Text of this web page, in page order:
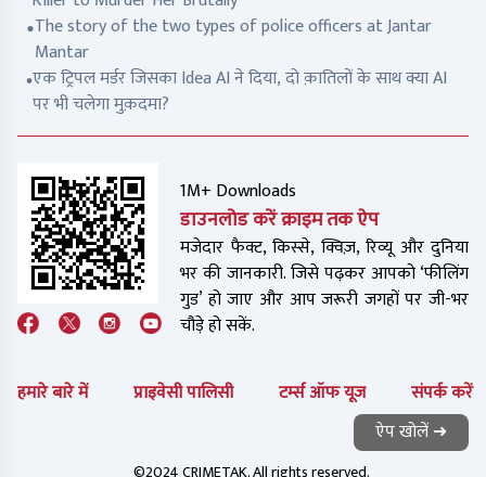
The story of the two types of police officers at Jantar
Mantar
एक ट्रिपल मर्डर जिसका Idea AI ने दिया, दो क़ातिलों के साथ क्या AI
पर भी चलेगा मुक़दमा?
1M+ Downloads
डाउनलोड करें क्राइम तक ऐप
मजेदार फैक्ट, किस्से, क्विज़, रिव्यू और दुनिया
भर की जानकारी. जिसे पढ़कर आपको ‘फीलिंग
गुड’ हो जाए और आप जरूरी जगहों पर जी-भर
चौड़े हो सकें.
हमारे बारे में प्राइवेसी पालिसी टर्म्स ऑफ यूज संपर्क करें
©2024 CRIMETAK. All rights reserved.
ऐप खोलें ➜